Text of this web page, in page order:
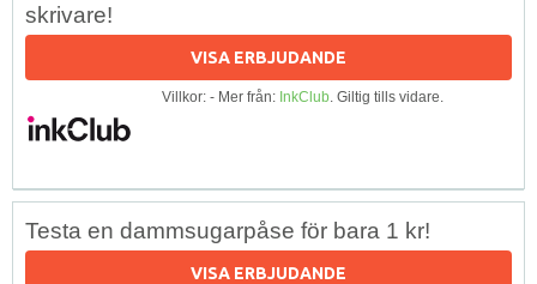
skrivare!
VISA ERBJUDANDE
Villkor: - Mer från: InkClub. Giltig tills vidare.
Testa en dammsugarpåse för bara 1 kr!
VISA ERBJUDANDE